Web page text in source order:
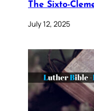
The Sixto-
July 12, 2025